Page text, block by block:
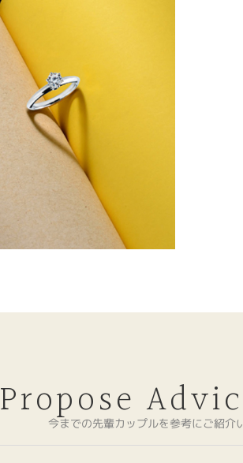
Propose
今までの先輩カップルを参考にご紹介